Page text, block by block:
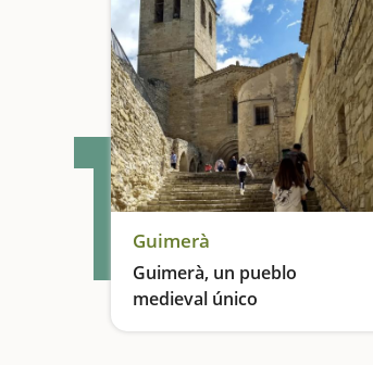
1Guimerà
Guimerà, un pueblo
medieval único
Visitamos un pueblo que ha inspirado a poetas, escritores y artistas